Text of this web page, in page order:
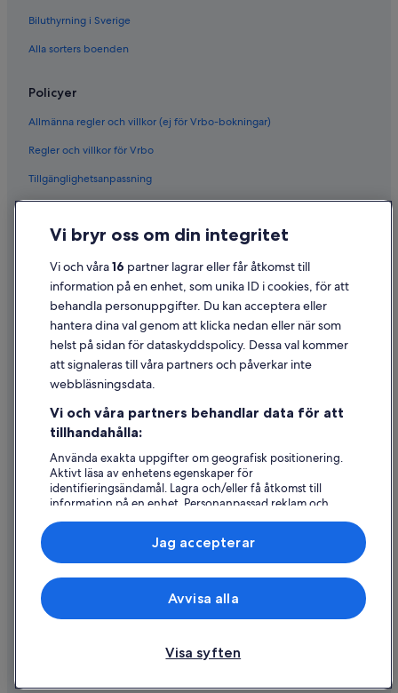
Biluthyrning i Sverige
Alla sorters boenden
Policyer
Allmänna regler och villkor (ej för Vrbo-bokningar)
Regler och villkor för Vrbo
Tillgänglighetsanpassning
Cookies
Användarvillkor
Juridisk information/Kontakta oss
Riktlinjer för innehåll och anmäla innehåll
Hjälp
Avboka eller ändra din bokning
Återbetalningsprocess och tidslinjer
Boka ett flyg med flygbolagskredit
Internationella resedokument
© 2026 Expedia, Inc., ett företag i Expedia Group. Med ensamrätt.
Expedia och Expedias logotyp är varumärken eller registrerade
Vi bryr oss om din integritet
Vi och våra16 partner lagrar eller får åtkomst till
information på en enhet, som unika ID i cookies, för att
behandla personuppgifter. Du kan acceptera eller
hantera dina val genom att klicka nedan eller när som
helst på sidan för dataskyddspolicy. Dessa val kommer
att signaleras till våra partners och påverkar inte
webbläsningsdata.
Vi och våra partners behandlar data för att
tillhandahålla:
Använda exakta uppgifter om geografisk positionering.
Aktivt läsa av enhetens egenskaper för
identifieringsändamål. Lagra och/eller få åtkomst till
information på en enhet. Personanpassad reklam och
innehåll, reklam- och innehållsmätning, forskning
Lista över partner (leverantörer)
Visa syften
Avvisa alla
Jag accepterar